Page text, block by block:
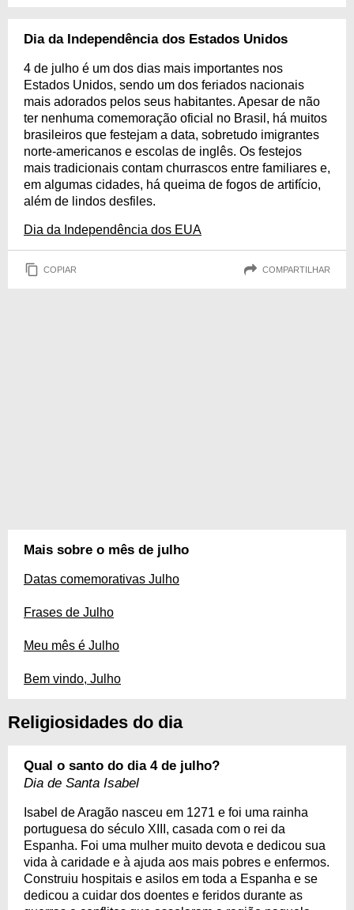
Dia da Independência dos Estados Unidos
4 de julho é um dos dias mais importantes nos
Estados Unidos, sendo um dos feriados nacionais
mais adorados pelos seus habitantes. Apesar de não
ter nenhuma comemoração oficial no Brasil, há muitos
brasileiros que festejam a data, sobretudo imigrantes
norte-americanos e escolas de inglês. Os festejos
mais tradicionais contam churrascos entre familiares e,
em algumas cidades, há queima de fogos de artifício,
além de lindos desfiles.
Dia da Independência dos EUA
COPIAR COMPARTILHAR
Mais sobre o mês de julho
Datas comemorativas Julho
Frases de Julho
Meu mês é Julho
Bem vindo, Julho
Religiosidades do dia
Qual o santo do dia 4 de julho?
Dia de Santa Isabel
Isabel de Aragão nasceu em 1271 e foi uma rainha
portuguesa do século XIII, casada com o rei da
Espanha. Foi uma mulher muito devota e dedicou sua
vida à caridade e à ajuda aos mais pobres e enfermos.
Construiu hospitais e asilos em toda a Espanha e se
dedicou a cuidar dos doentes e feridos durante as